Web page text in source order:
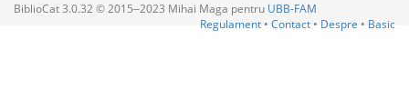
BiblioCat 3.0.32 © 2015‒2023 Mihai Maga pentru UBB-FAM
Regulament • Contact • Despre • Basic